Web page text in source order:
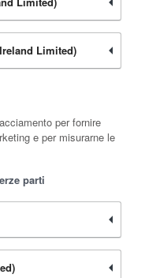
Limited)
per fornire
e per misurarne le
parti